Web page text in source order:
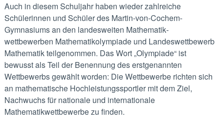
Auch in diesem Schuljahr haben wieder zahlreiche
Schülerinnen und Schüler des Martin-von-Cochem-
Gymnasiums an den landesweiten Mathematik­
wettbewerben Mathematikolympiade und Landeswettbewerb
Mathematik teil­genommen. Das Wort „Olympiade“ ist
bewusst als Teil der Benennung des erstgenannten
Wettbewerbs gewählt worden: Die Wettbewerbe richten sich
an mathematische Hochleistungs­sportler mit dem Ziel,
Nachwuchs für nationale und internationale
Mathematikwettbewerbe zu finden.